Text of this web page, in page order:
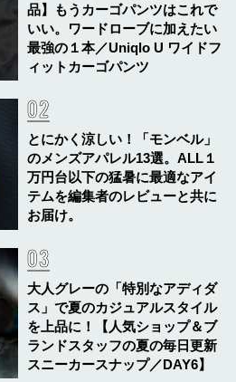
品】もうカーゴパンツはこれで
いい。ワードローブに加えたい
最強の１本／Uniqlo U ワイドフ
ィットカーゴパンツ
とにかく涼しい！「モンベル」
のメンズアパレル13選。ALL１
万円台以下の猛暑に最適なアイ
テムを編集者のレビューと共に
お届け。
大人グレーの「特別なアディダ
ス」で夏のカジュアルスタイル
を上品に！【人気ショップ＆ブ
ランドスタッフの夏の毎日更新
スニーカースナップ／DAY6】